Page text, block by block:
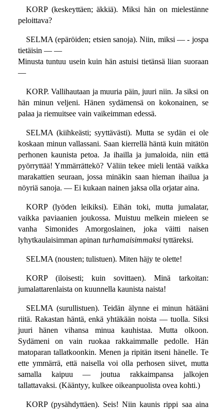
KORP (keskeyttäen; äkkiä). Miksi hän on mielestänne
peloittava?
SELMA (epäröiden; etsien sanoja). Niin, miksi — - jospa
tietäisin — —
Minusta tuntuu usein kuin hän astuisi tietänsä liian suoraan
—
KORP. Vallihautaan ja muuria päin, juuri niin. Ja siksi on
hän minun veljeni. Hänen sydämensä on kokonainen, se
palaa ja riemuitsee vain vaikeimman edessä.
SELMA (kiihkeästi; syyttävästi). Mutta se sydän ei ole
koskaan minun vallassani. Saan kierrellä häntä kuin mitätön
perhonen kaunista petoa. Ja ihailla ja jumaloida, niin että
pyörryttää! Ymmärrättekö? Väliin tekee mieli lentää vaikka
marakattien seuraan, jossa minäkin saan hieman ihailua ja
nöyriä sanoja. — Ei kukaan nainen jaksa olla orjatar aina.
KORP (lyöden leikiksi). Eihän toki, mutta jumalatar,
vaikka paviaanien joukossa. Muistuu melkein mieleen se
vanha Simonides Amorgoslainen, joka väitti naisen
lyhytkaulaisimman apinan turhamaisimmaksityttäreksi.
SELMA (nousten; tulistuen). Miten häjy te olette!
KORP (iloisesti; kuin sovittaen). Minä tarkoitan:
jumalattarenlaista on kuunnella kaunista naista!
SELMA (surullistuen). Teidän älynne ei minun hätääni
riitä. Rakastan häntä, enkä yhtäkään noista — tuolla. Siksi
juuri hänen vihansa minua kauhistaa. Mutta olkoon.
Sydämeni on vain ruokaa rakkaimmalle pedolle. Hän
matoparan tallatkoonkin. Menen ja ripitän itseni hänelle. Te
ette ymmärrä, että naisella voi olla perhosen siivet, mutta
samalla kaipuu — joutua rakkaimpansa jalkojen
tallattavaksi. (Kääntyy, kulkee oikeanpuolista ovea kohti.)
KORP (pysähdyttäen). Seis! Niin kaunis rippi saa aina